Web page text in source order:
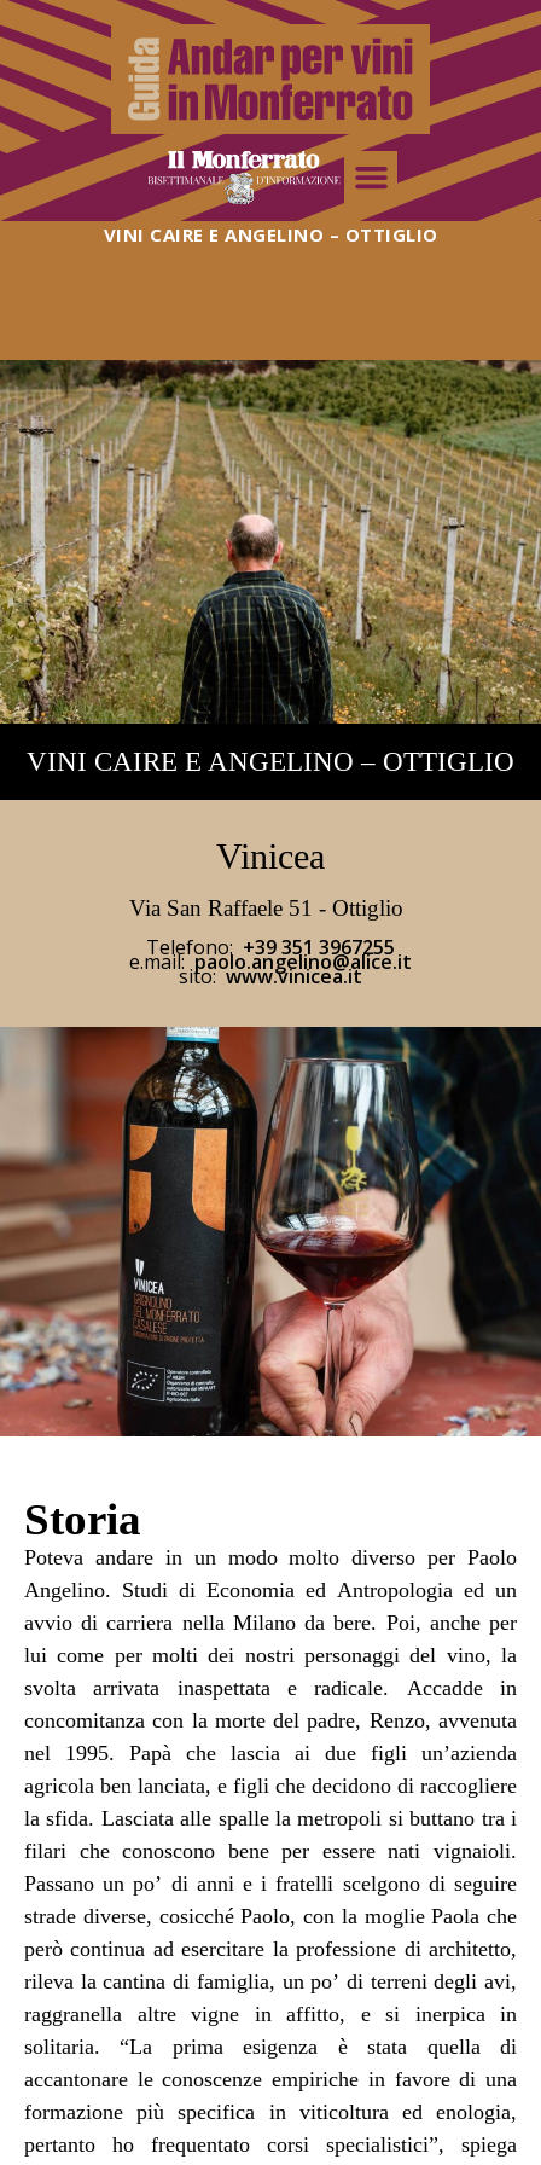
VINI CAIRE E ANGELINO – OTTIGLIO
VINI CAIRE E ANGELINO – OTTIGLIO
Vinicea
Via San Raffaele 51 - Ottiglio
Telefono: +39 351 3967255
e.mail: paolo.angelino@alice.it
sito: www.vinicea.it
Storia
Poteva andare in un modo molto diverso per Paolo
Angelino. Studi di Economia ed Antropologia ed un
avvio di carriera nella Milano da bere. Poi, anche per
lui come per molti dei nostri personaggi del vino, la
svolta arrivata inaspettata e radicale. Accadde in
concomitanza con la morte del padre, Renzo, avvenuta
nel 1995. Papà che lascia ai due figli un’azienda
agricola ben lanciata, e figli che decidono di raccogliere
la sfida. Lasciata alle spalle la metropoli si buttano tra i
filari che conoscono bene per essere nati vignaioli.
Passano un po’ di anni e i fratelli scelgono di seguire
strade diverse, cosicché Paolo, con la moglie Paola che
però continua ad esercitare la professione di architetto,
rileva la cantina di famiglia, un po’ di terreni degli avi,
raggranella altre vigne in affitto, e si inerpica in
solitaria. “La prima esigenza è stata quella di
accantonare le conoscenze empiriche in favore di una
formazione più specifica in viticoltura ed enologia,
pertanto ho frequentato corsi specialistici”, spiega